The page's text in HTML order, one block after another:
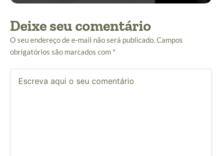
Deixe seu comentário
O seu endereço de e-mail não será publicado.Campos
obrigatórios são marcados com *
Escreva
aqui